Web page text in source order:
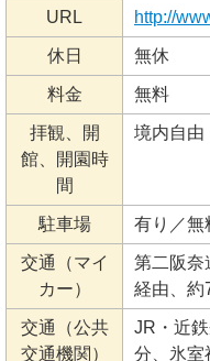
URL http://
休日 無休
料金 無料
拝観、開
館、開園時
間
境内自由
駐車場 有り／無
交通（マイ
カー）
第二阪奈
経由、約
交通（公共
交通機関）
JR・近
分、氷室